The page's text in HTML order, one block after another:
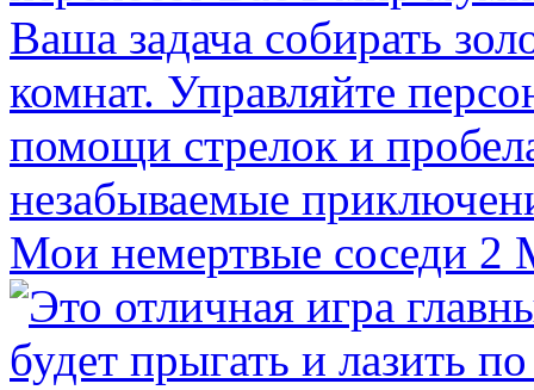
Мои немертвые соседи